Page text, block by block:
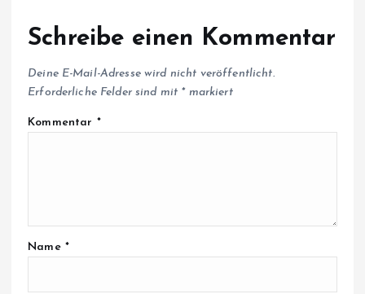
Schreibe einen Kommentar
Deine E-Mail-Adresse wird nicht veröffentlicht.
Erforderliche Felder sind mit *markiert
Kommentar *
Name *